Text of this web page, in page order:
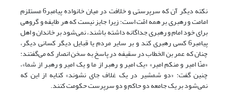
نکته دیگر آن که سرپرستی و خلافت در میان خانواده پیامبر6 مستلزم
امامت و رهبری بر همه امّت است؛ زیرا جایز نیست که هر طایفه و گروهی
برای خود امام و رهبری جداگانه داشته باشند، نمی‌شود بر خاندان و اهل
پیامبر6 کسی رهبری کند و بر سایر مردم یا قبایل دیگر کسانی دیگر،
چنان که عمر بن الخطاب در سقیفه در پاسخ به سخن انصار که می‌گفتند:
«منّا امیر و منکم امیر» «یک امیر و رهبر از ما و یک امیر و رهبر از شما»،
چنین گفت: «دو شمشیر در یک غلاف جای نشوند» کنایه از این که
نمی‌شود بر یک جامعه دو حاکم و دو سرپرست حکومت کنند.